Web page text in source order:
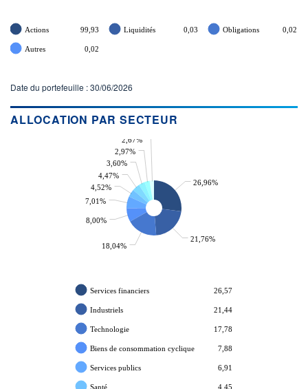
Actions 99,93 Liquidités 0,03 Obligations 0,02
Autres 0,02
Date du portefeuille : 30/06/2026
ALLOCATION PAR SECTEUR
26,96%
21,76%
18,04%
8,00%
7,01%
4,52%
4,47%
3,60%
2,97%
2,67%
Services financiers 26,57
Industriels 21,44
Technologie 17,78
Biens de consommation cyclique 7,88
Services publics 6,91
Santé 4,45